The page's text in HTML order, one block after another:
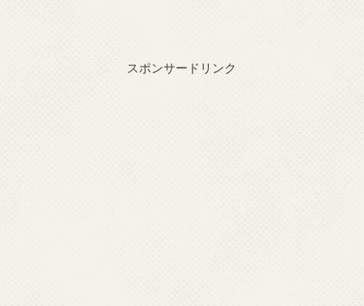
スポンサードリンク